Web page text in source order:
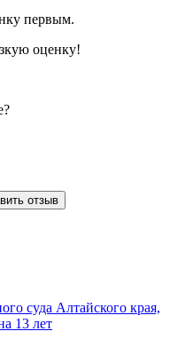
первым.
оценку!
отзыв
суда Алтайского края,
13 лет